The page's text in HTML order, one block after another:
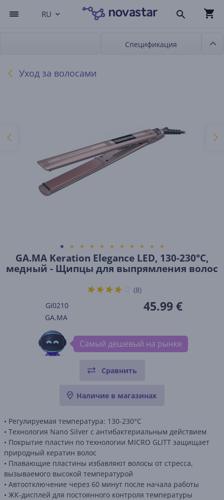
RU
Спецификация
Уход за волосами
GA.MA Keration Elegance LED, 130-230°C,
медный - Щипцы для выпрямления волос
GI0210
GA.MA
45.99 €
(8)
Самый дешевый на рынке
Сравнить
Наличие в магазинах
• Регулируемая температура: 130-230°C
• Технология Nano Silver с антибактериальным действием
• Покрытие пластин по технологии MICRO GLITT защищает
природный кератин волос
• Плавающие пластины избавляют волосы от стресса,
вызываемого высокой температурой
• Автоотключение через 60 минут после начала работы
• ЖК-дисплей для постоянного контроля температуры